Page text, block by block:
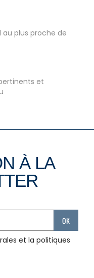
plus proche de
et
À LA
et la politiques